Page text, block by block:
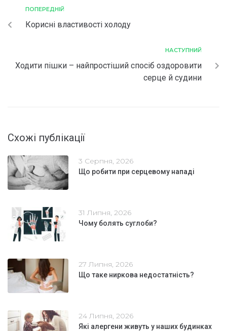
ПОПЕРЕДНІЙ
Корисні властивості холоду
НАСТУПНИЙ
Ходити пішки – найпростіший спосіб оздоровити
серце й судини
Схожі публікації
3 Серпня, 2026
Що робити при серцевому нападі
31 Липня, 2026
Чому болять суглоби?
27 Липня, 2026
Що таке ниркова недостатність?
24 Липня, 2026
Які алергени живуть у наших будинках